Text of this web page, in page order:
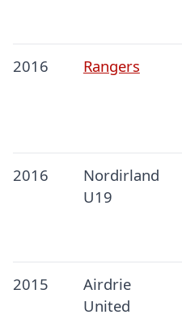
2016 Rangers
2016
Nordirland
U19
2015
Airdrie
United